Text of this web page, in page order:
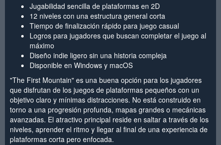
Jugabilidad sencilla de plataformas en 2D
12 niveles con una estructura general corta
Tiempo de finalización rápido para juego casual
Logros para jugadores que buscan completar el juego al
máximo
Diseño indie ligero sin una historia compleja
Disponible en Windows y macOS
"The First Mountain" es una buena opción para los jugadores
que disfrutan de los juegos de plataformas pequeños con un
objetivo claro y mínimas distracciones. No está construido en
torno a una progresión profunda, mapas grandes o mecánicas
avanzadas. El atractivo principal reside en saltar a través de los
niveles, aprender el ritmo y llegar al final de una experiencia de
plataformas corta pero enfocada.